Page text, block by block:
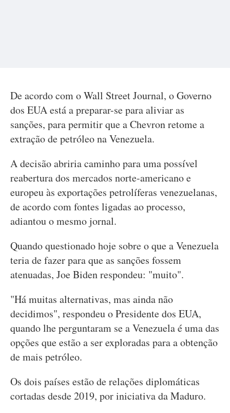
De acordo com o Wall Street Journal, o Governo
dos EUA está a preparar-se para aliviar as
sanções, para permitir que a Chevron retome a
extração de petróleo na Venezuela.
A decisão abriria caminho para uma possível
reabertura dos mercados norte-americano e
europeu às exportações petrolíferas venezuelanas,
de acordo com fontes ligadas ao processo,
adiantou o mesmo jornal.
Quando questionado hoje sobre o que a Venezuela
teria de fazer para que as sanções fossem
atenuadas, Joe Biden respondeu: "muito".
"Há muitas alternativas, mas ainda não
decidimos", respondeu o Presidente dos EUA,
quando lhe perguntaram se a Venezuela é uma das
opções que estão a ser exploradas para a obtenção
de mais petróleo.
Os dois países estão de relações diplomáticas
cortadas desde 2019, por iniciativa da Maduro.